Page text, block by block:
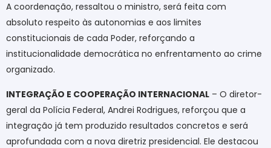
A coordenação, ressaltou o ministro, será feita com
absoluto respeito às autonomias e aos limites
constitucionais de cada Poder, reforçando a
institucionalidade democrática no enfrentamento ao crime
organizado.
INTEGRAÇÃO E COOPERAÇÃO INTERNACIONAL – O diretor-
geral da Polícia Federal, Andrei Rodrigues, reforçou que a
integração já tem produzido resultados concretos e será
aprofundada com a nova diretriz presidencial. Ele destacou